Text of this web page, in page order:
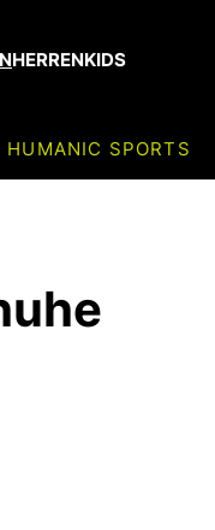
HERRENKIDS
HUMANIC SPORTS